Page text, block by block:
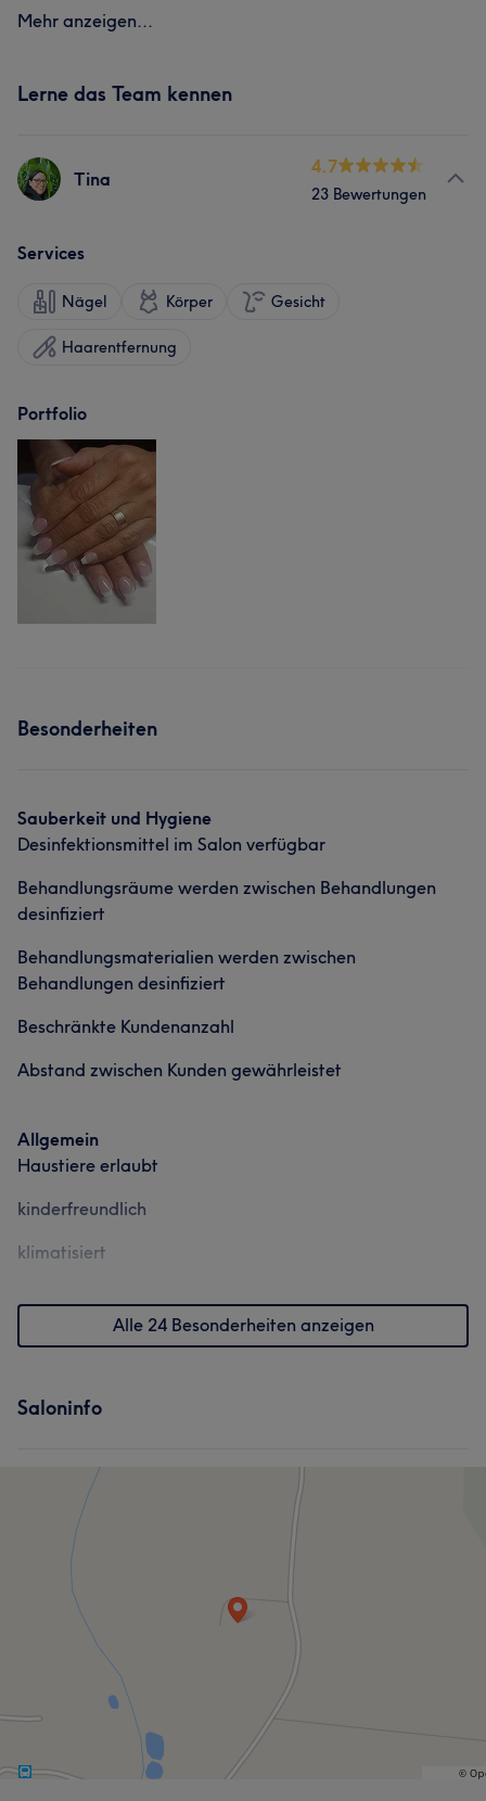
Mehr anzeigen...
Lerne das Team kennen
Tina
4.7
23 Bewertungen
Services
Nägel Körper Gesicht
Haarentfernung
Portfolio
Besonderheiten
Sauberkeit und Hygiene
Desinfektionsmittel im Salon verfügbar
Behandlungsräume werden zwischen Behandlungen
desinfiziert
Behandlungsmaterialien werden zwischen
Behandlungen desinfiziert
Beschränkte Kundenanzahl
Abstand zwischen Kunden gewährleistet
Allgemein
Haustiere erlaubt
kinderfreundlich
klimatisiert
Alle 24 Besonderheiten anzeigen
Saloninfo